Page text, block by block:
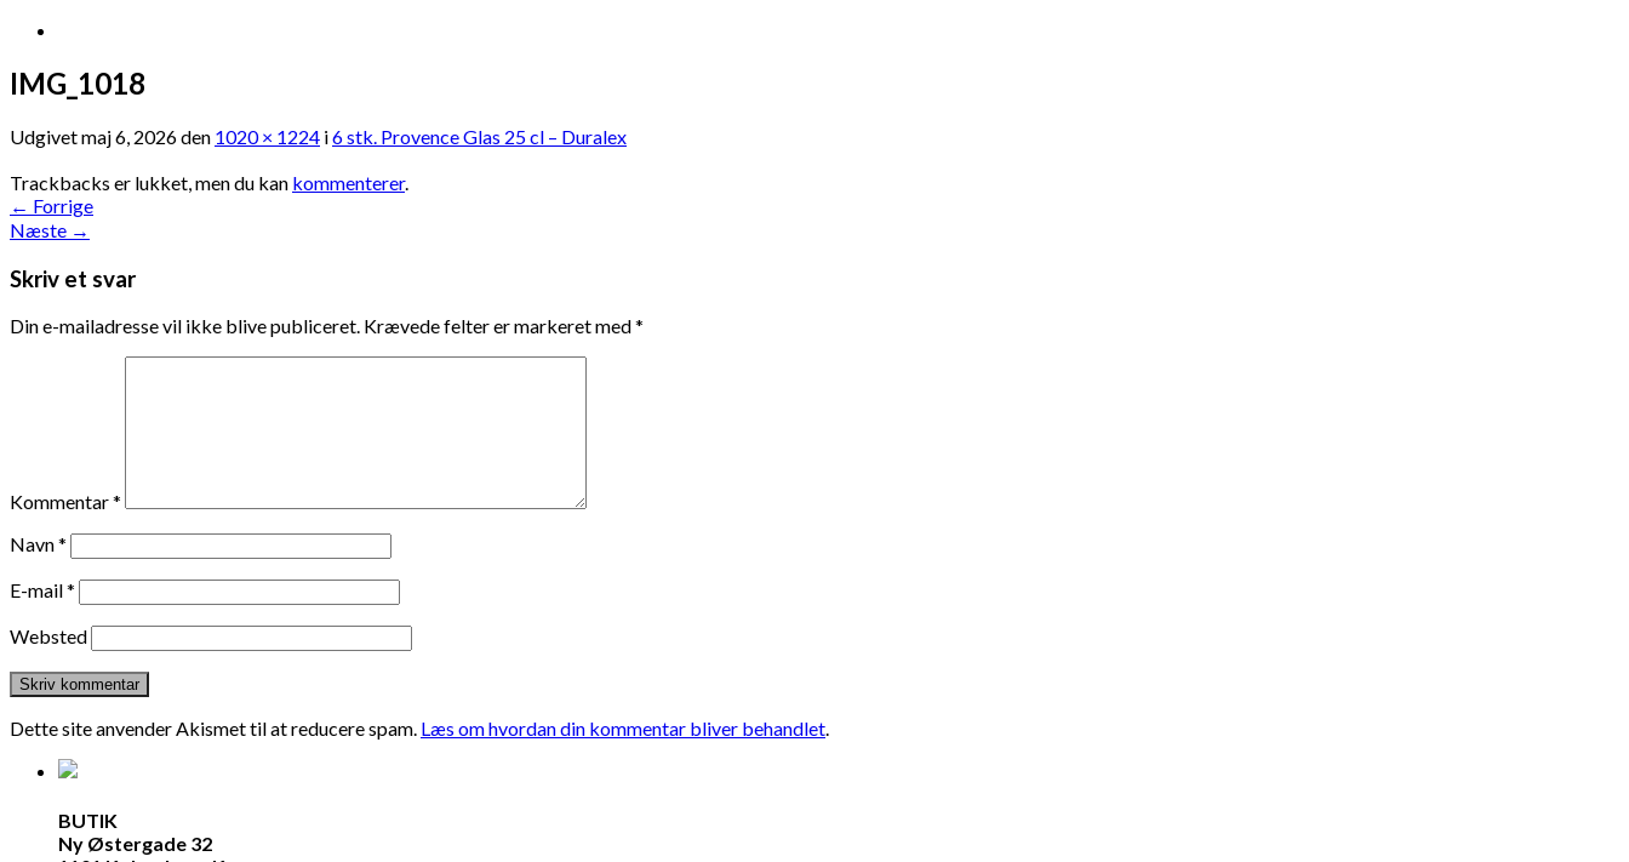
IMG_1018
Udgivetmaj 6, 2026den 1020 × 1224 i6 stk. Provence Glas 25 cl – Duralex
Trackbacks er lukket, men du kan kommenterer.
← Forrige
Næste →
Skriv et svar
Din e-mailadresse vil ikke blive publiceret. Krævede felter er markeret med*
Kommentar*
Navn*
E-mail*
Websted
Dette site anvender Akismet til at reducere spam. Læs om hvordan din kommentar bliver behandlet.
BUTIK
Ny Østergade 32